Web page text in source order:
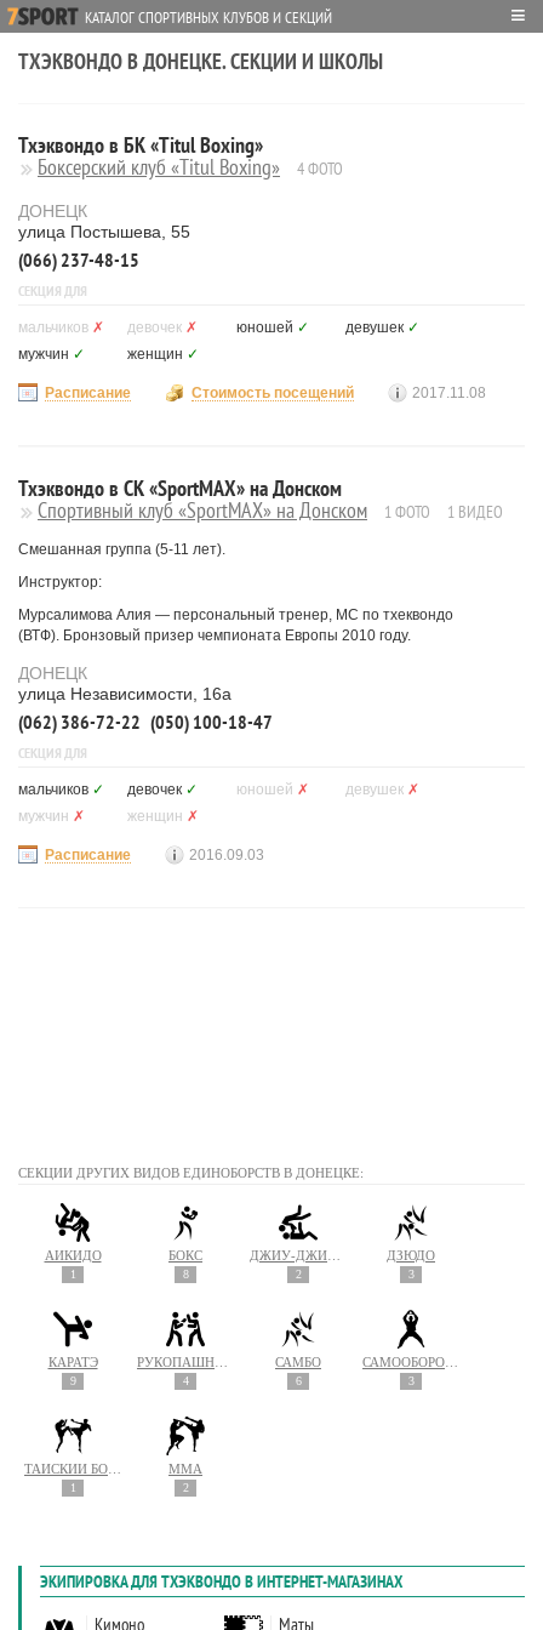
КАТАЛОГ СПОРТИВНЫХ КЛУБОВ И СЕКЦИЙ ≡
ТХЭКВОНДО В ДОНЕЦКЕ. СЕКЦИИ И ШКОЛЫ
Тхэквондо в БК «Titul Boxing»
Боксерский клуб «Titul Boxing» 4 ФОТО
ДОНЕЦК
улица Постышева, 55
(066) 237-48-15
СЕКЦИЯ ДЛЯ
мальчиков ✗ девочек ✗ юношей ✓ девушек ✓
мужчин ✓ женщин ✓
Расписание Стоимость посещений 2017.11.08
Тхэквондо в СК «SportMAX» на Донском
Спортивный клуб «SportMAX» на Донском 1 ФОТО 1 ВИДЕО
Смешанная группа (5-11 лет).
Инструктор:
Мурсалимова Алия — персональный тренер, МС по тхеквондо
(ВТФ). Бронзовый призер чемпионата Европы 2010 году.
ДОНЕЦК
улица Независимости, 16а
(062) 386-72-22 (050) 100-18-47
СЕКЦИЯ ДЛЯ
мальчиков ✓ девочек ✓ юношей ✗ девушек ✗
мужчин ✗ женщин ✗
Расписание 2016.09.03
СЕКЦИИ ДРУГИХ ВИДОВ ЕДИНОБОРСТВ В ДОНЕЦКЕ:
АЙКИДО
1
БОКС
8 2
ДЗЮДО
3
КАРАТЭ
9 4
САМБО
6 3
1
MMA
2